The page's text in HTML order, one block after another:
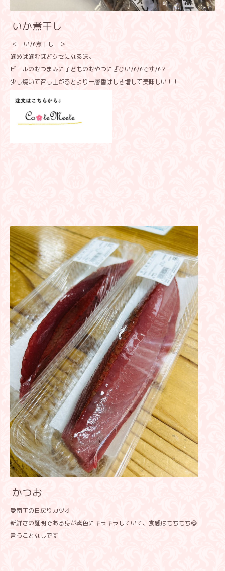
いか煮干し
＜ いか煮干し ＞
噛めば噛むほどクセになる味。
ビールのおつまみに子どものおやつにぜひいかかですか？
少し焼いて召し上がるとより一層香ばしさ増して美味しい！！
かつお
愛南町の日戻りカツオ！！
新鮮さの証明である身が紫色にキラキラしていて、食感はもちもち😋
言うことなしです！！